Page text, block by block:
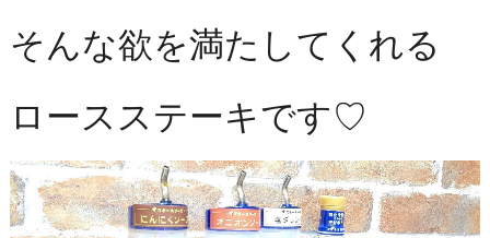
そんな欲を満たしてくれる
ロースステーキです♡